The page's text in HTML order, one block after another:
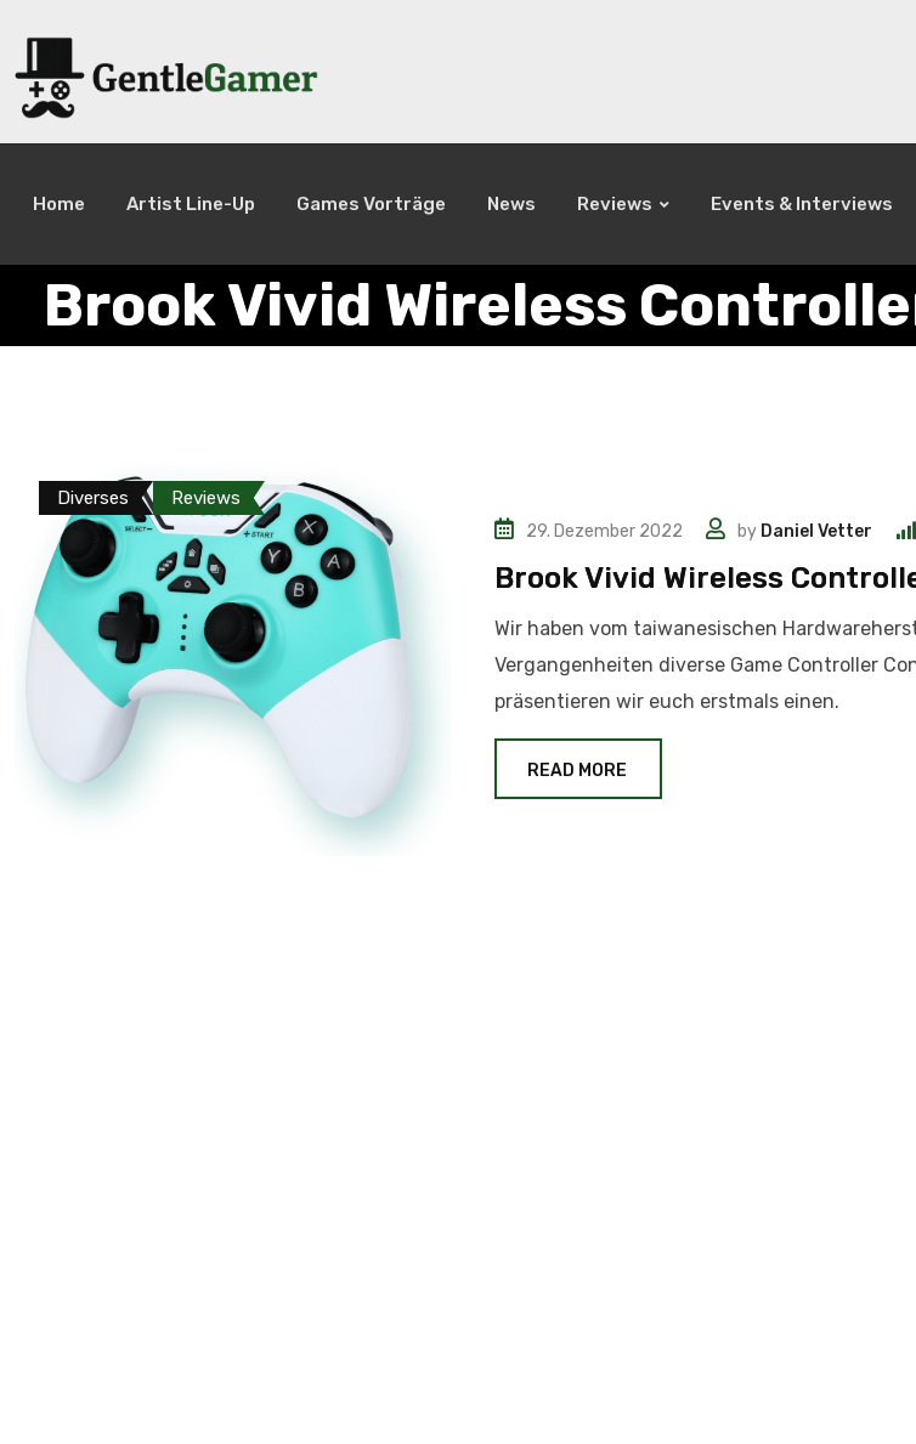
Home Artist Line-Up Games Vorträge News Reviews Events & Interviews
Brook Vivid Wireless
Diverses Reviews
29. Dezember 2022 by Daniel Vetter
Brook Vivid Wireless
Wir haben vom taiwanesischen
Vergangenheiten diverse Game Controller
präsentieren wir euch erstmals einen.
READ MORE